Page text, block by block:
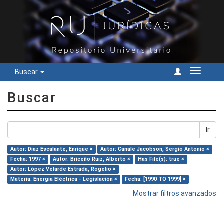
Buscar
Cambiar
Buscar
Ir
Autor: Díaz Escalante, Enrique ×
Autor: Canale Jacobson, Sergio Antonio ×
Fecha: 1997 ×
Autor: Briceño Ruiz, Alberto ×
Has File(s): true ×
Autor: López Velarde Estrada, Rogelio ×
Materia: Energía Eléctrica - Legislación ×
Fecha: [1990 TO 1999] ×
Mostrar filtros avanzados